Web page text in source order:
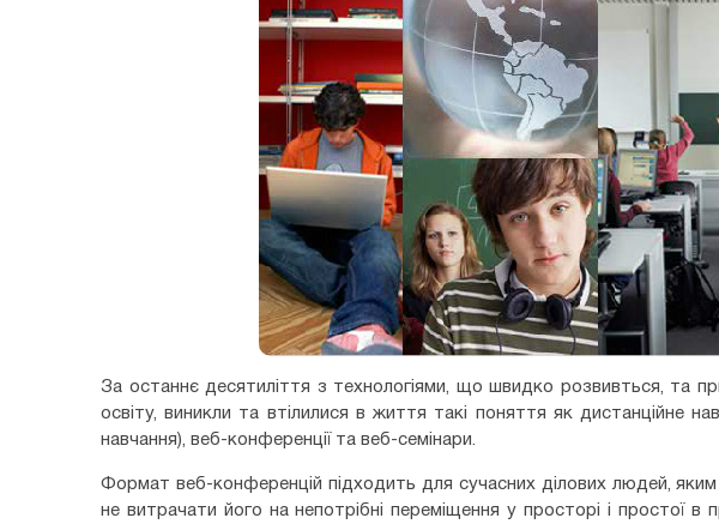
За останнє десятиліття з технологіями, що швидко розвивться, та
освіту, виникли та втілилися в життя такі поняття як дистанційне
навчання), веб-конференції та веб-семінари.
Формат веб-конференцій підходить для сучасних ділових людей,
не витрачати його на непотрібні переміщення у просторі і простої